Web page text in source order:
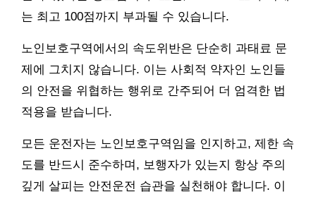
는 최고 100점까지 부과될 수 있습니다.
노인보호구역에서의 속도위반은 단순히 과태료 문
제에 그치지 않습니다. 이는 사회적 약자인 노인들
의 안전을 위협하는 행위로 간주되어 더 엄격한 법
적용을 받습니다.
모든 운전자는 노인보호구역임을 인지하고, 제한 속
도를 반드시 준수하며, 보행자가 있는지 항상 주의
깊게 살피는 안전운전 습관을 실천해야 합니다. 이